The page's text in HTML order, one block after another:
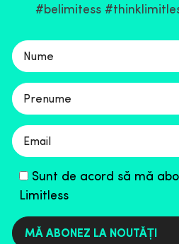
#belimitess
Please
leave
this
field
empty.
Sunt de acord să mă
Limitless